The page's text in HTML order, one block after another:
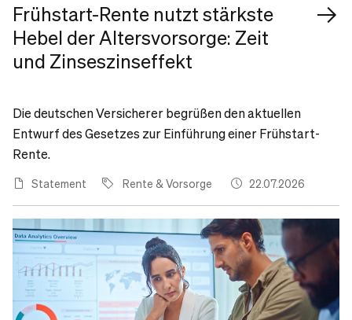
Frühstart-Rente nutzt stärkste
Hebel der Altersvorsorge: Zeit
und Zinseszinseffekt
Die deutschen Versicherer begrüßen den aktuellen
Entwurf des Gesetzes zur Einführung einer Frühstart-
Rente.
Statement Rente & Vorsorge 22.07.2026